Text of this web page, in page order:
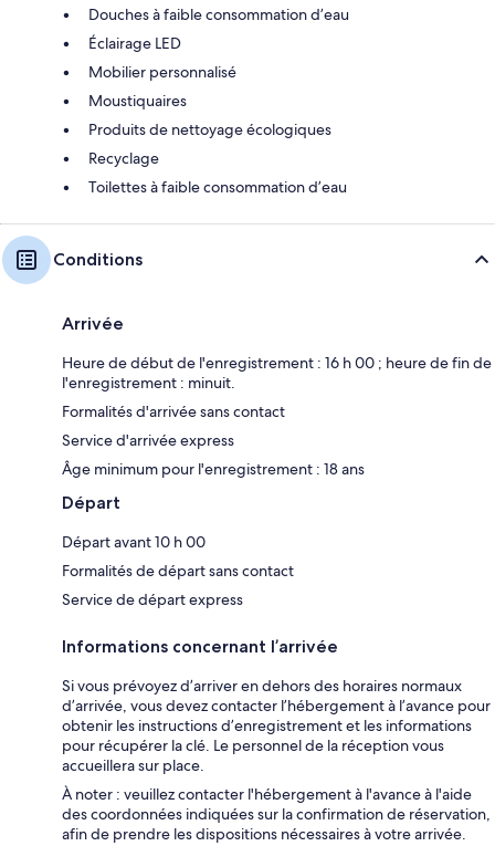
Douches à faible consommation d’eau
Éclairage LED
Mobilier personnalisé
Moustiquaires
Produits de nettoyage écologiques
Recyclage
Toilettes à faible consommation d’eau
Conditions
Arrivée
Heure de début de l'enregistrement : 16 h 00 ; heure de fin de
l'enregistrement : minuit.
Formalités d'arrivée sans contact
Service d'arrivée express
Âge minimum pour l'enregistrement : 18 ans
Départ
Départ avant 10 h 00
Formalités de départ sans contact
Service de départ express
Informations concernant l’arrivée
Si vous prévoyez d’arriver en dehors des horaires normaux
d’arrivée, vous devez contacter l’hébergement à l’avance pour
obtenir les instructions d’enregistrement et les informations
pour récupérer la clé. Le personnel de la réception vous
accueillera sur place.
À noter : veuillez contacter l'hébergement à l'avance à l'aide
des coordonnées indiquées sur la confirmation de réservation,
afin de prendre les dispositions nécessaires à votre arrivée.